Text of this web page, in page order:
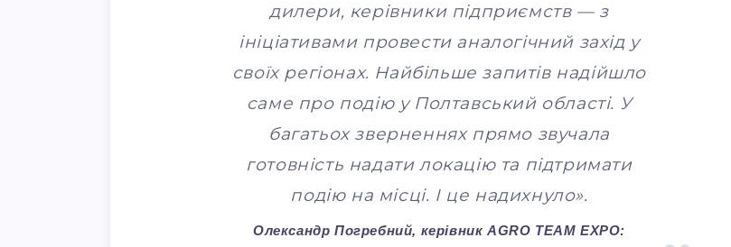
дилери, керівники підприємств — з
ініціативами провести аналогічний захід у
своїх регіонах. Найбільше запитів надійшло
саме про подію у Полтавський області. У
багатьох зверненнях прямо звучала
готовність надати локацію та підтримати
подію на місці. І це надихнуло».
Олександр Погребний, керівник AGRO TEAM EXPO: